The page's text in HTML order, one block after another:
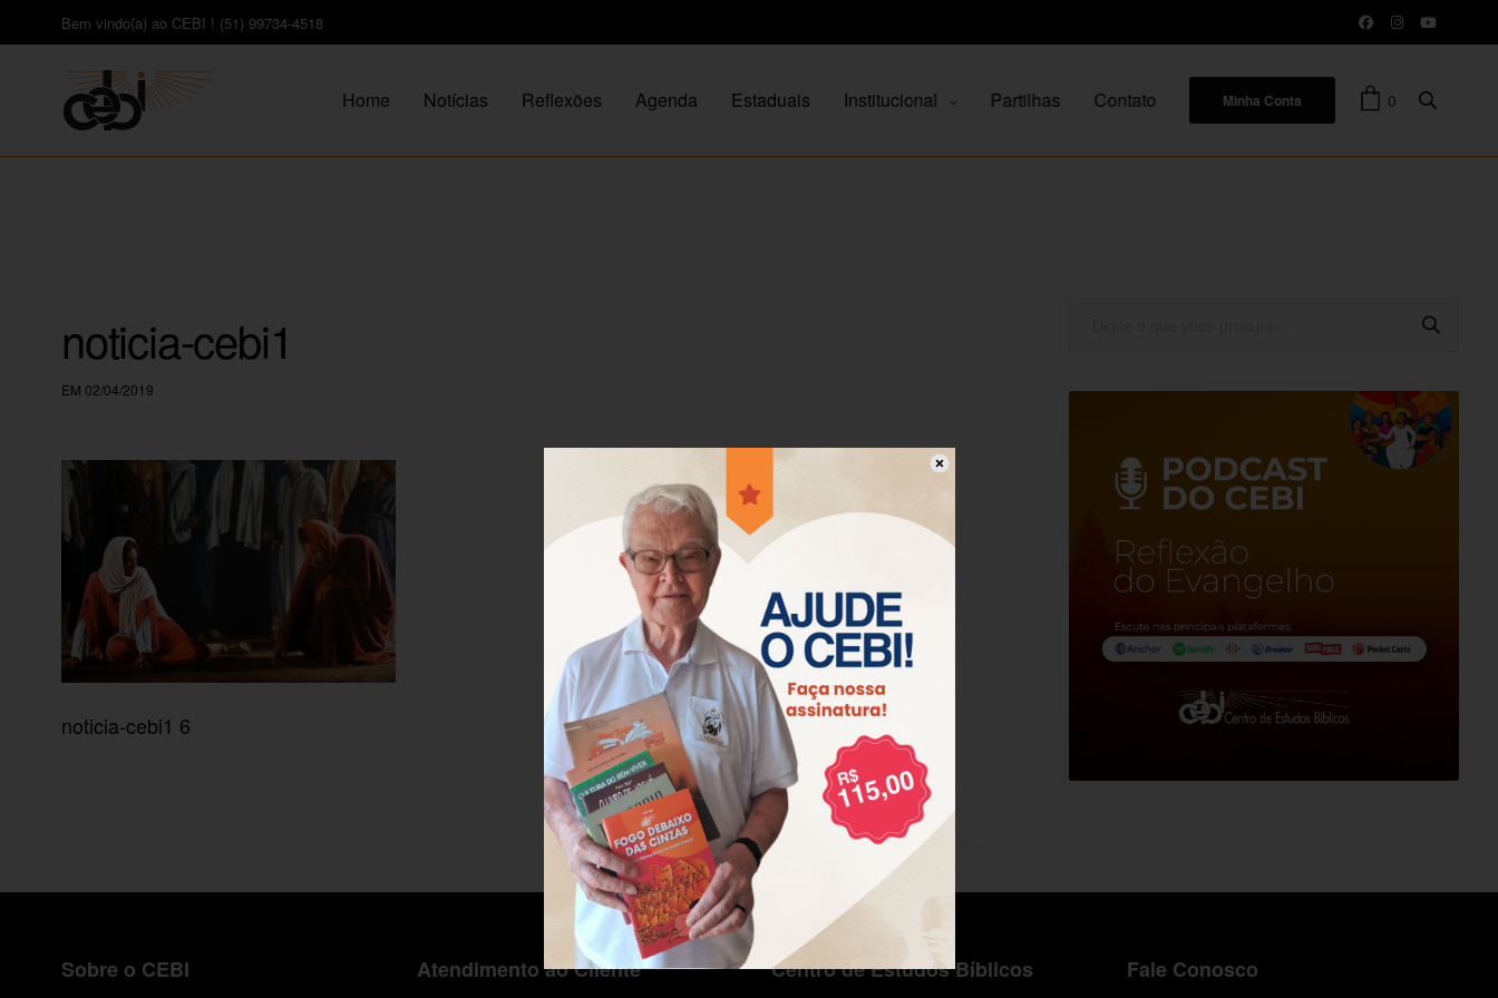
Bem vindo(a) ao CEBI ! (51) 99734-4518
Home Notícias Reflexões Agenda Estaduais Institucional Partilhas Contato Minha Conta 0
noticia-cebi1
EM 02/04/2019
noticia-cebi1 6
Sobre o CEBI Atendimento ao Cliente Centro de Estudos Bíblicos Fale Conosco